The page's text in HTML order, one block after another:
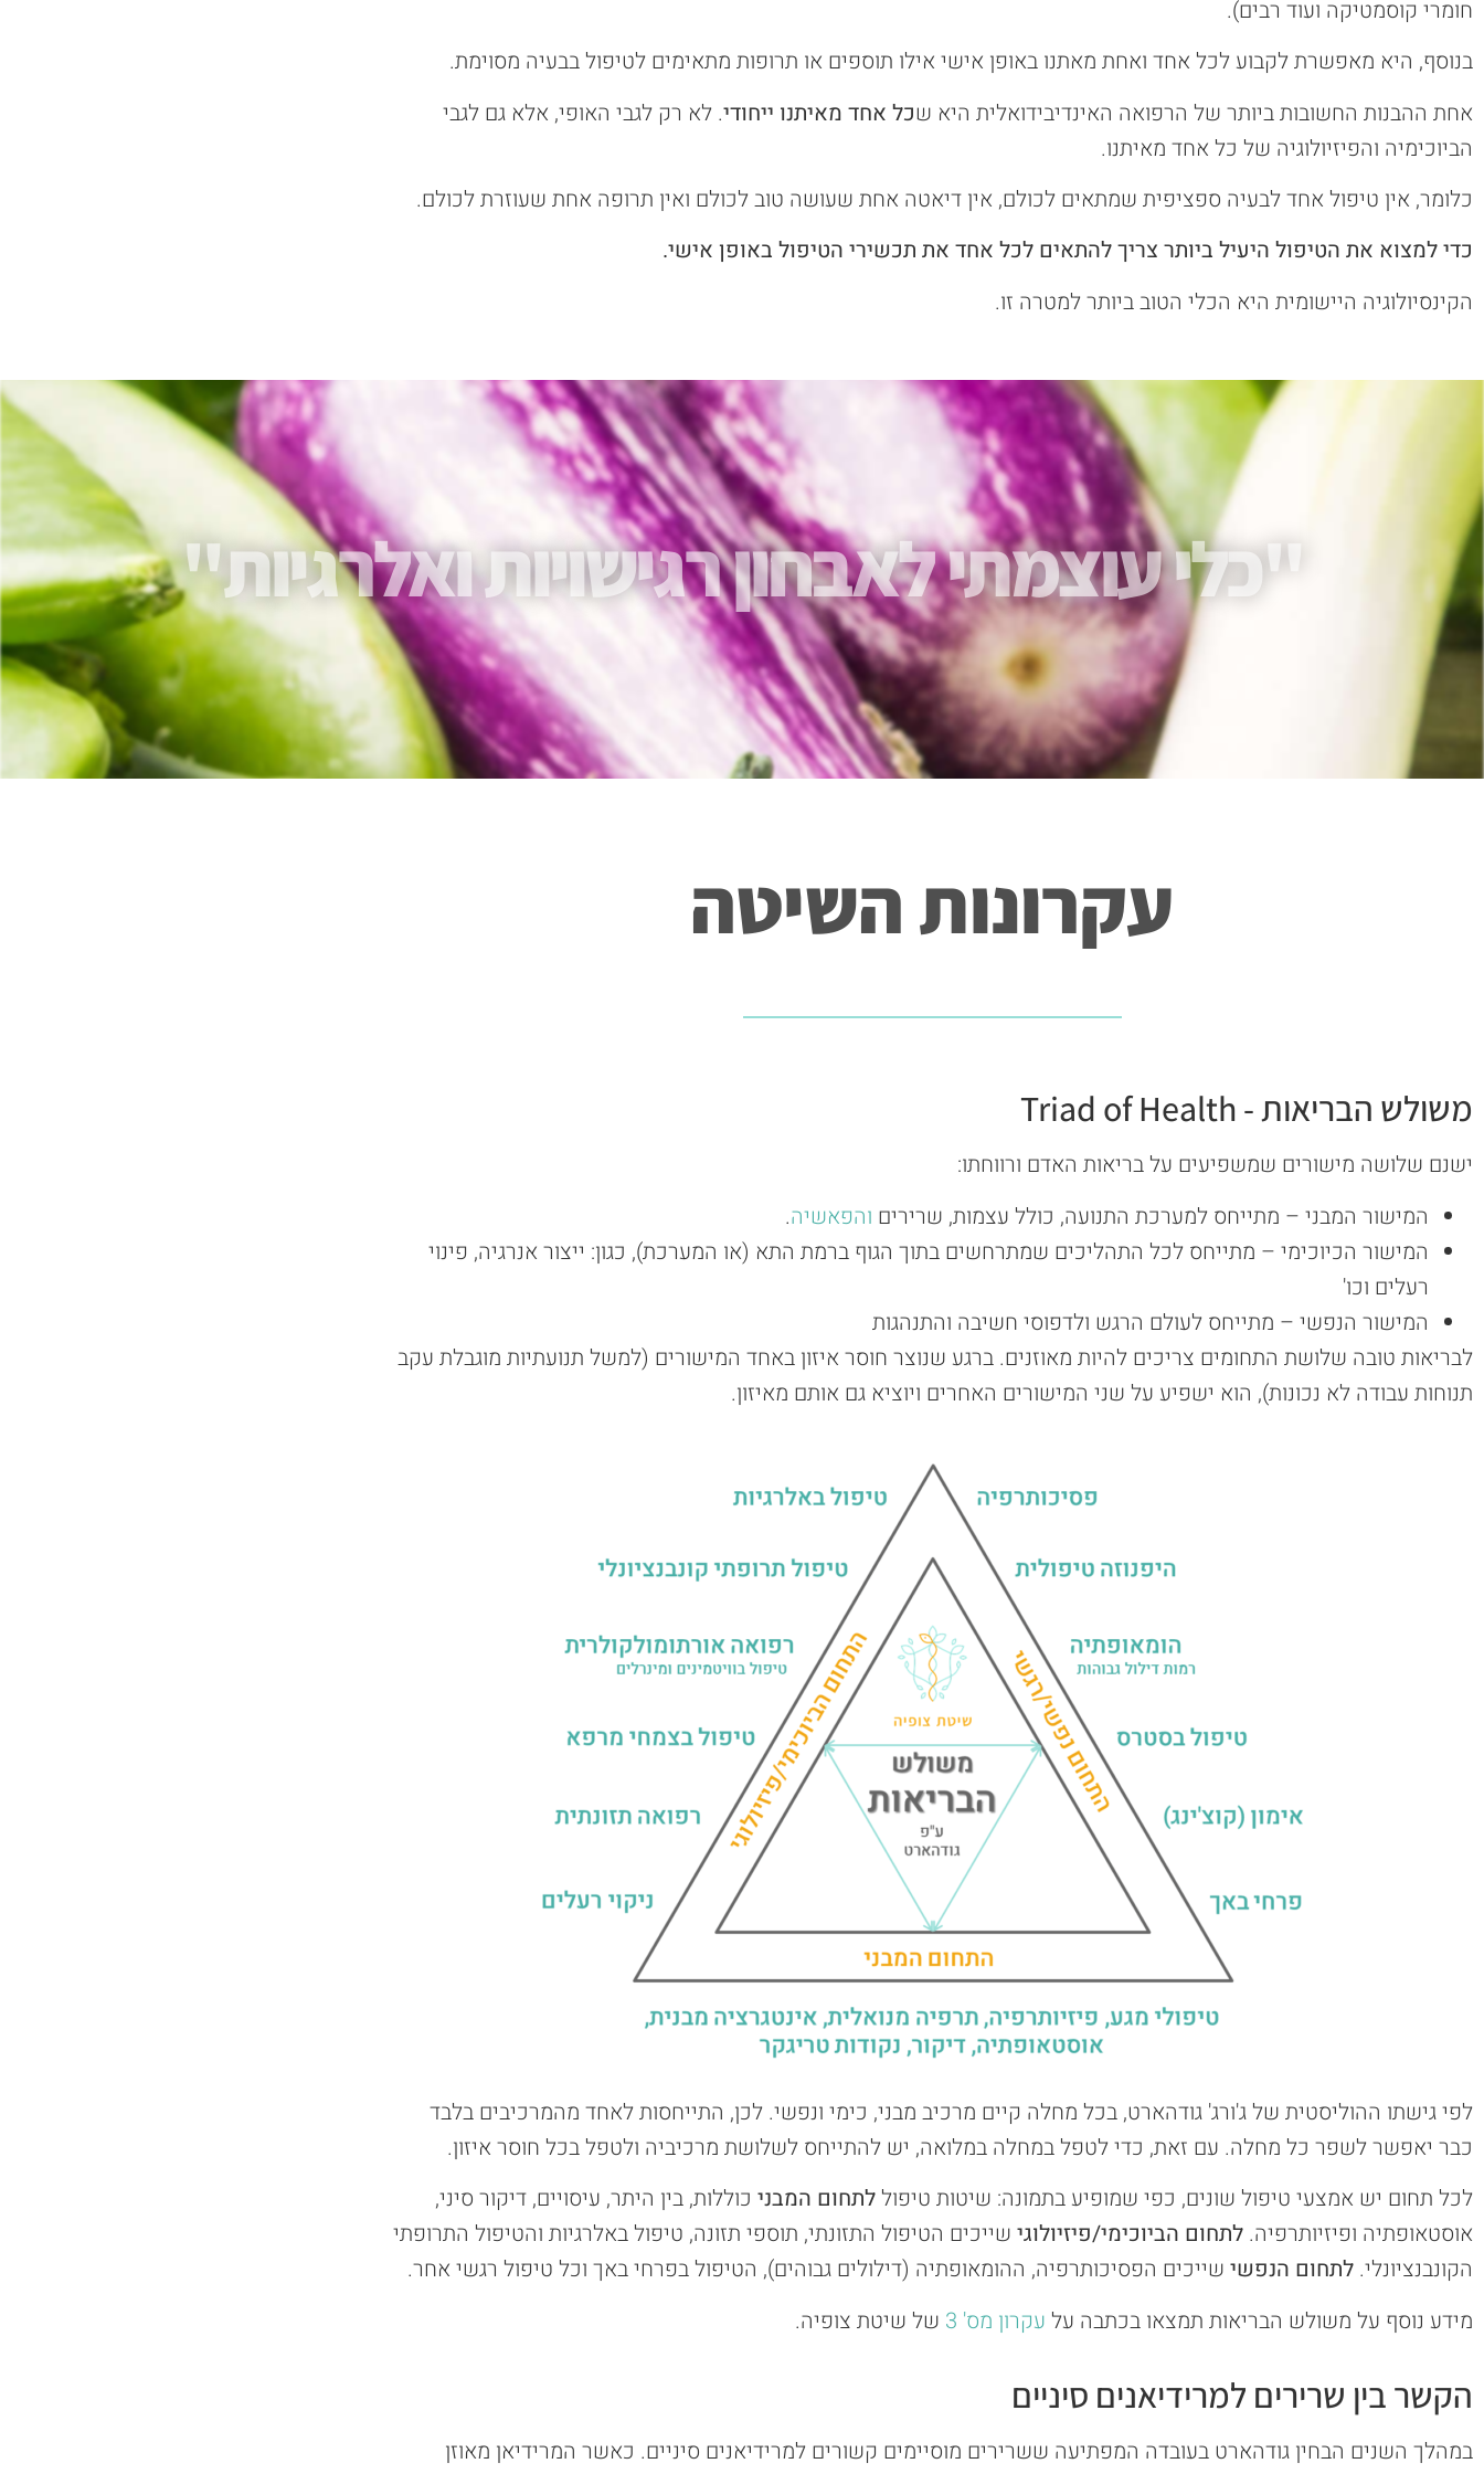
חומרי קוסמטיקה ועוד רבים).
בנוסף, היא מאפשרת לקבוע לכל אחד ואחת מאתנו באופן אישי אילו תוספים או תרופות מתאימים לטיפול בבעיה מסוימת.
אחת ההבנות החשובות ביותר של הרפואה האינדיבידואלית היא שכל אחד מאיתנו ייחודי. לא רק לגבי האופי, אלא גם לגבי
הביוכימיה והפיזיולוגיה של כל אחד מאיתנו.
כלומר, אין טיפול אחד לבעיה ספציפית שמתאים לכולם, אין דיאטה אחת שעושה טוב לכולם ואין תרופה אחת שעוזרת לכולם.
כדי למצוא את הטיפול היעיל ביותר צריך להתאים לכל אחד את תכשירי הטיפול באופן אישי.
הקינסיולוגיה היישומית היא הכלי הטוב ביותר למטרה זו.
"כלי עוצמתי לאבחון רגישויות ואלרגיות"
עקרונות השיטה
משולש הבריאות - Triad of Health
ישנם שלושה מישורים שמשפיעים על בריאות האדם ורווחתו:
המישור המבני – מתייחס למערכת התנועה, כולל עצמות, שרירים והפאשיה.
המישור הכיוכימי – מתייחס לכל התהליכים שמתרחשים בתוך הגוף ברמת התא (או המערכת), כגון: ייצור אנרגיה, פינוי
רעלים וכו'
המישור הנפשי – מתייחס לעולם הרגש ולדפוסי חשיבה והתנהגות
לבריאות טובה שלושת התחומים צריכים להיות מאוזנים. ברגע שנוצר חוסר איזון באחד המישורים (למשל תנועתיות מוגבלת עקב
תנוחות עבודה לא נכונות), הוא ישפיע על שני המישורים האחרים ויוציא גם אותם מאיזון.
לפי גישתו ההוליסטית של ג'ורג' גודהארט, בכל מחלה קיים מרכיב מבני, כימי ונפשי. לכן, התייחסות לאחד מהמרכיבים בלבד
כבר יאפשר לשפר כל מחלה. עם זאת, כדי לטפל במחלה במלואה, יש להתייחס לשלושת מרכיביה ולטפל בכל חוסר איזון.
לכל תחום יש אמצעי טיפול שונים, כפי שמופיע בתמונה: שיטות טיפול לתחום המבני כוללות, בין היתר, עיסויים, דיקור סיני,
אוסטאופתיה ופיזיותרפיה. לתחום הביוכימי/פיזיולוגי שייכים הטיפול התזונתי, תוספי תזונה, טיפול באלרגיות והטיפול התרופתי
הקונבנציונלי. לתחום הנפשי שייכים הפסיכותרפיה, ההומאופתיה (דילולים גבוהים), הטיפול בפרחי באך וכל טיפול רגשי אחר.
מידע נוסף על משולש הבריאות תמצאו בכתבה על עקרון מס' 3 של שיטת צופיה.
הקשר בין שרירים למרידיאנים סיניים
במהלך השנים הבחין גודהארט בעובדה המפתיעה ששרירים מוסיימים קשורים למרידיאנים סיניים. כאשר המרידיאן מאוזן